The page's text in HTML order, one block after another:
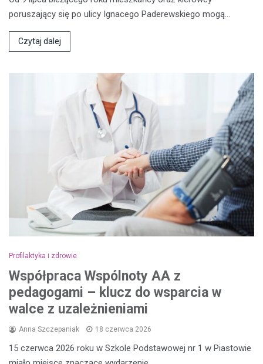
poruszający się po ulicy Ignacego Paderewskiego mogą…
Czytaj dalej
Profilaktyka i zdrowie
Współpraca Wspólnoty AA z
pedagogami – klucz do wsparcia w
walce z uzależnieniami
Anna Szczepaniak 18 czerwca 2026
15 czerwca 2026 roku w Szkole Podstawowej nr 1 w Piastowie